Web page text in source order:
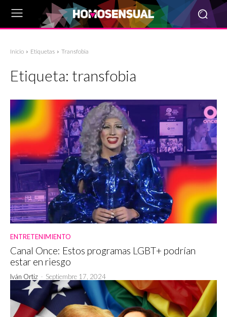
Inicio Etiquetas Transfobia
Etiqueta: transfobia
ENTRETENIMIENTO
Canal Once: Estos programas LGBT+ podrían
estar en riesgo
Iván Ortiz - Septiembre 17, 2024